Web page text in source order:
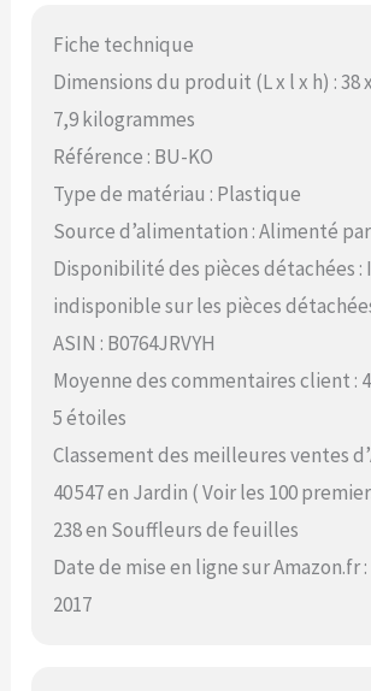
Fiche technique
Dimensions du produit (L x l x h) : 38
7,9 kilogrammes
Référence : BU-KO
Type de matériau : Plastique
Source d’alimentation : Alimenté
Disponibilité des pièces détachées
indisponible sur les pièces
ASIN : B0764JRVYH
Moyenne des commentaires client :
5 étoiles
Classement des meilleures ventes
40 547 en Jardin ( Voir les 100
238 en Souffleurs de feuilles
Date de mise en ligne sur Amazon.fr
2017